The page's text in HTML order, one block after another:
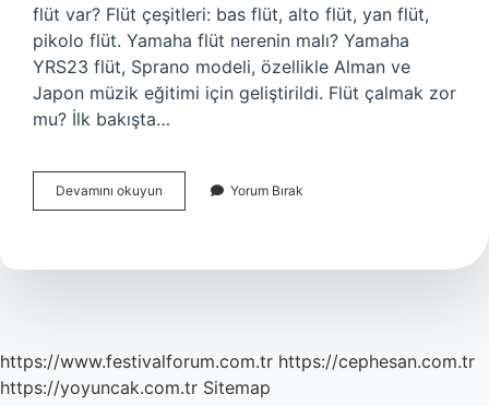
flüt var? Flüt çeşitleri: bas flüt, alto flüt, yan flüt,
pikolo flüt. Yamaha flüt nerenin malı? Yamaha
YRS23 flüt, Sprano modeli, özellikle Alman ve
Japon müzik eğitimi için geliştirildi. Flüt çalmak zor
mu? İlk bakışta…
Devamını okuyun
Flüt
Yorum Bırak
https://www.festivalforum.com.tr https://cephesan.com.tr
https://yoyuncak.com.tr Sitemap